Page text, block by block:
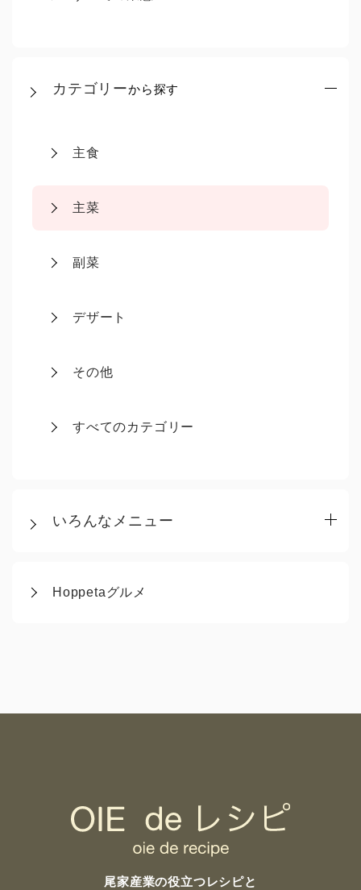
カテゴリーから探す
主食
主菜
副菜
デザート
その他
すべてのカテゴリー
いろんなメニュー
Hoppetaグルメ
尾家産業の役立つレシピと